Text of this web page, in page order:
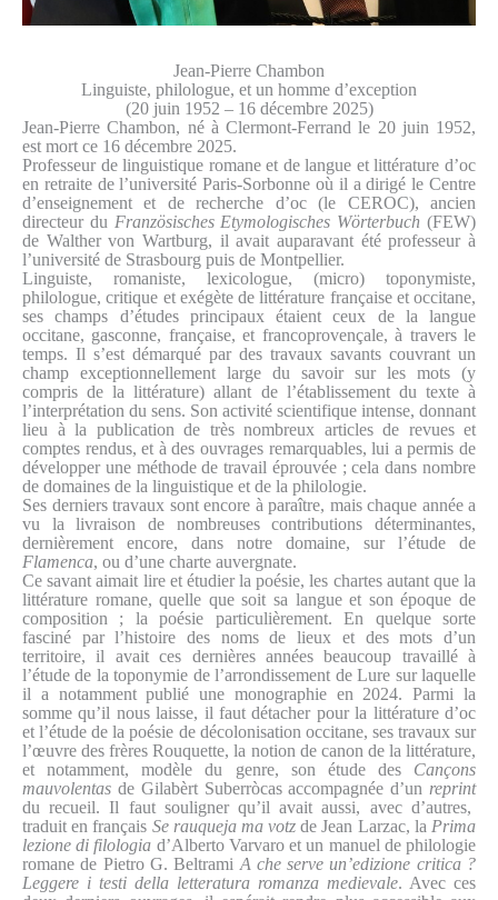
Jean-Pierre Chambon
Linguiste, philologue, et un homme d’exception
(20 juin 1952 – 16 décembre 2025)
Jean-Pierre Chambon, né à Clermont-Ferrand le 20 juin 1952,
est mort ce 16 décembre 2025.
Professeur de linguistique romane et de langue et littérature d’oc
en retraite de l’université Paris-Sorbonne où il a dirigé le Centre
d’enseignement et de recherche d’oc (le CEROC), ancien
directeur du Französisches Etymologisches Wörterbuch (FEW)
de Walther von Wartburg, il avait auparavant été professeur à
l’université de Strasbourg puis de Montpellier.
Linguiste, romaniste, lexicologue, (micro) toponymiste,
philologue, critique et exégète de littérature française et occitane,
ses champs d’études principaux étaient ceux de la langue
occitane, gasconne, française, et francoprovençale, à travers le
temps. Il s’est démarqué par des travaux savants couvrant un
champ exceptionnellement large du savoir sur les mots (y
compris de la littérature) allant de l’établissement du texte à
l’interprétation du sens. Son activité scientifique intense, donnant
lieu à la publication de très nombreux articles de revues et
comptes rendus, et à des ouvrages remarquables, lui a permis de
développer une méthode de travail éprouvée ; cela dans nombre
de domaines de la linguistique et de la philologie.
Ses derniers travaux sont encore à paraître, mais chaque année a
vu la livraison de nombreuses contributions déterminantes,
dernièrement encore, dans notre domaine, sur l’étude de
Flamenca, ou d’une charte auvergnate.
Ce savant aimait lire et étudier la poésie, les chartes autant que la
littérature romane, quelle que soit sa langue et son époque de
composition ; la poésie particulièrement. En quelque sorte
fasciné par l’histoire des noms de lieux et des mots d’un
territoire, il avait ces dernières années beaucoup travaillé à
l’étude de la toponymie de l’arrondissement de Lure sur laquelle
il a notamment publié une monographie en 2024. Parmi la
somme qu’il nous laisse, il faut détacher pour la littérature d’oc
et l’étude de la poésie de décolonisation occitane, ses travaux sur
l’œuvre des frères Rouquette, la notion de canon de la littérature,
et notamment, modèle du genre, son étude des Cançons
mauvolentas de Gilabèrt Suberròcas accompagnée d’un reprint
du recueil. Il faut souligner qu’il avait aussi, avec d’autres,
traduit en français Se rauqueja ma votz de Jean Larzac, la Prima
lezione di filologia d’Alberto Varvaro et un manuel de philologie
romane de Pietro G. Beltrami A che serve un’edizione critica ?
Leggere i testi della letteratura romanza medievale. Avec ces